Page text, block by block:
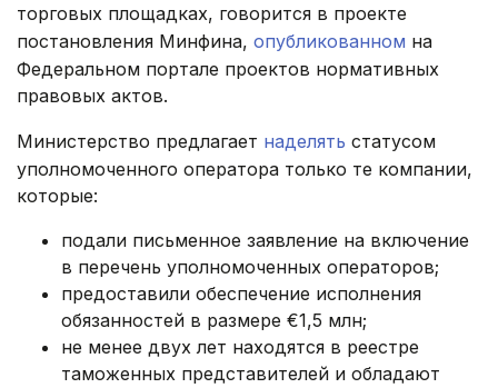
торговых площадках, говорится в проекте
постановления Минфина, опубликованном на
Федеральном портале проектов нормативных
правовых актов.
Министерство предлагает наделять статусом
уполномоченного оператора только те компании,
которые:
подали письменное заявление на включение
в перечень уполномоченных операторов;
предоставили обеспечение исполнения
обязанностей в размере €1,5 млн;
не менее двух лет находятся в реестре
таможенных представителей и обладают